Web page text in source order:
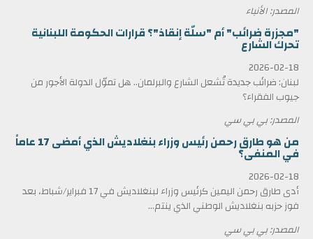
المصدر: الأنباء
"مجزرة ضرائب" أم "سلّة إنقاذ"؟ قرارات الحكومة اللبنانية
تحرك الشارع
2026-02-18
لبنان: ضرائب جديدة تُشعل الشارع والبرلمان.. هل تموّل الدولة الأجور من
جيوب الفقراء؟
المصدر: بي بي سي
من هو طارق رحمن رئيس وزراء بنغلاديش الذي أمضى 17 عاماً
في المنفى؟
2026-02-18
أدى طارق رحمن اليمين كرئيس وزراء لبنغلاديش في 17 فبراير/شباط، بعد
فوز حزبه بنغلاديش الوطني الذي ينتم...
المصدر: بي بي سي